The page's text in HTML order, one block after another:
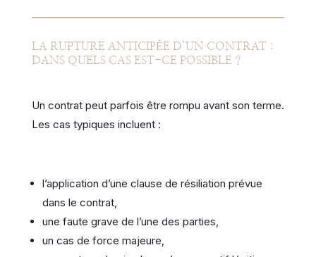
LA RUPTURE ANTICIPÉE D’UN CONTRAT :
DANS QUELS CAS EST-CE POSSIBLE ?
Un contrat peut parfois être rompu avant son terme.
Les cas typiques incluent :
l’application d’une clause de résiliation prévue
dans le contrat,
une faute grave de l’une des parties,
un cas de force majeure,